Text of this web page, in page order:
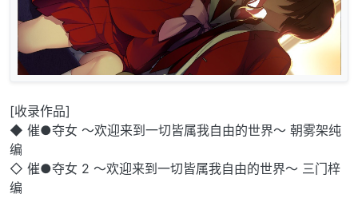
[收录作品]
◆ 催●夺女 ～欢迎来到一切皆属我自由的世界～ 朝雾架纯
编
◇ 催●夺女 2 ～欢迎来到一切皆属我自由的世界～ 三门梓
编